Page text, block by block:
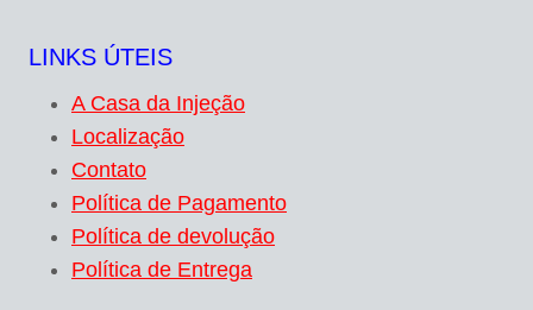
LINKS ÚTEIS
A Casa da Injeção
Localização
Contato
Política de Pagamento
Política de devolução
Política de Entrega